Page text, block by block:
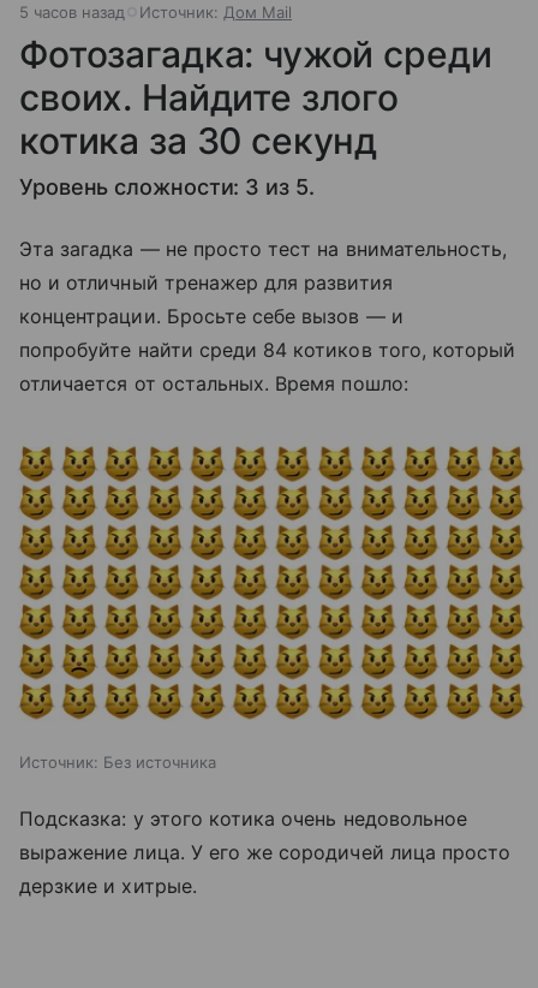
5 часов назад Источник: Дом Mail
Фотозагадка: чужой среди
своих. Найдите злого
котика за 30 секунд
Уровень сложности: 3 из 5.
Эта загадка — не просто тест на внимательность,
но и отличный тренажер для развития
концентрации. Бросьте себе вызов — и
попробуйте найти среди 84 котиков того, который
отличается от остальных. Время пошло:
Источник: Без источника
Подсказка: у этого котика очень недовольное
выражение лица. У его же сородичей лица просто
дерзкие и хитрые.